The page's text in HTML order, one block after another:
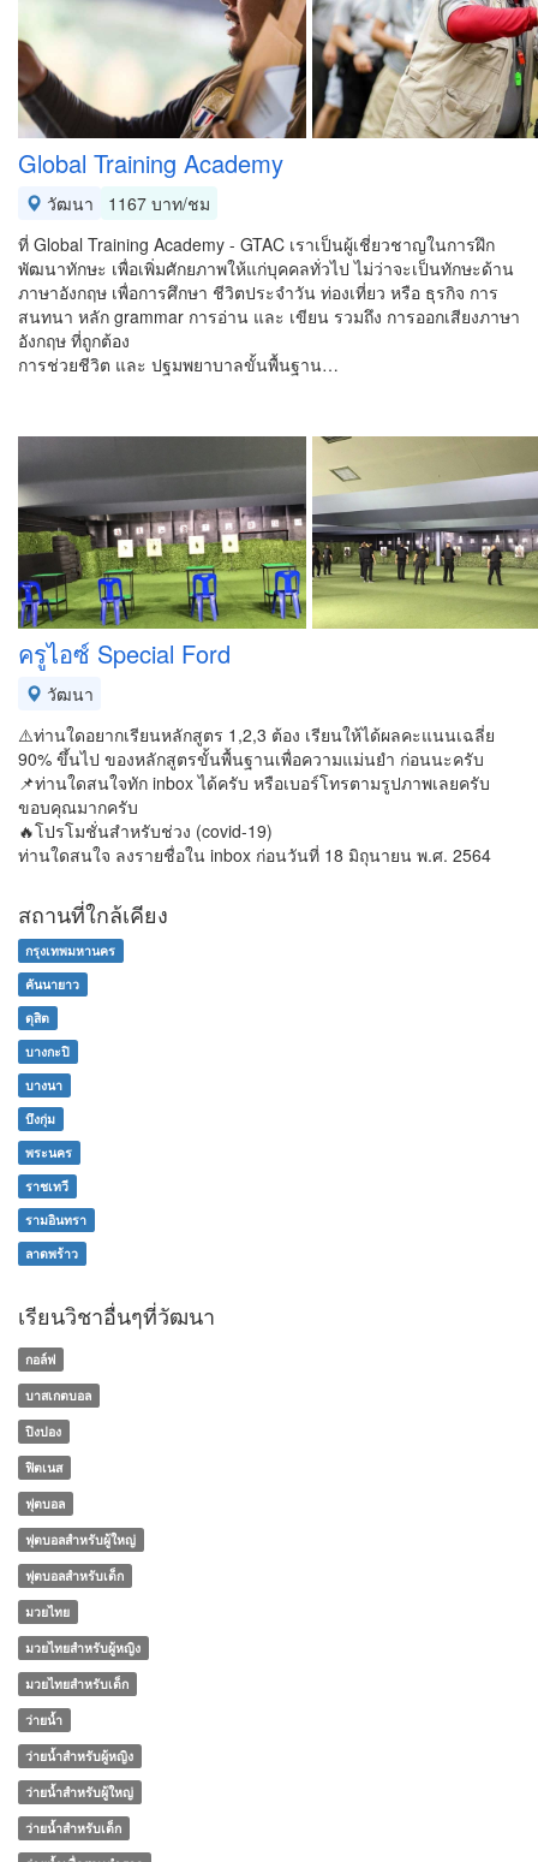
Global Training Academy
วัฒนา
1167 บาท/ชม
ที่ Global Training Academy - GTAC เราเป็นผู้เชี่ยวชาญในการฝึก
พัฒนาทักษะ เพื่อเพิ่มศักยภาพให้แก่บุคคลทั่วไป ไม่ว่าจะเป็นทักษะด้าน
ภาษาอังกฤษ เพื่อการศึกษา ชีวิตประจำวัน ท่องเที่ยว หรือ ธุรกิจ การ
สนทนา หลัก grammar การอ่าน และ เขียน รวมถึง การออกเสียงภาษา
อังกฤษ ที่ถูกต้อง
การช่วยชีวิต และ ปฐมพยาบาลขั้นพื้นฐาน…
ครูไอซ์ Special Ford
วัฒนา
⚠️ท่านใดอยากเรียนหลักสูตร 1,2,3 ต้อง เรียนให้ได้ผลคะแนนเฉลี่ย
90% ขึ้นไป ของหลักสูตรขั้นพื้นฐานเพื่อความแม่นยำ ก่อนนะครับ
📌ท่านใดสนใจทัก inbox ได้ครับ หรือเบอร์โทรตามรูปภาพเลยครับ
ขอบคุณมากครับ
🔥โปรโมชั่นสำหรับช่วง (covid-19)
ท่านใดสนใจ ลงรายชื่อใน inbox ก่อนวันที่ 18 มิถุนายน พ.ศ. 2564
สถานที่ใกล้เคียง
กรุงเทพมหานคร
คันนายาว
ดุสิต
บางกะปิ
บางนา
บึงกุ่ม
พระนคร
ราชเทวี
รามอินทรา
ลาดพร้าว
เรียนวิชาอื่นๆที่วัฒนา
กอล์ฟ
บาสเกตบอล
ปิงปอง
ฟิตเนส
ฟุตบอล
ฟุตบอลสำหรับผู้ใหญ่
ฟุตบอลสำหรับเด็ก
มวยไทย
มวยไทยสำหรับผู้หญิง
มวยไทยสำหรับเด็ก
ว่ายน้ำ
ว่ายน้ำสำหรับผู้หญิง
ว่ายน้ำสำหรับผู้ใหญ่
ว่ายน้ำสำหรับเด็ก